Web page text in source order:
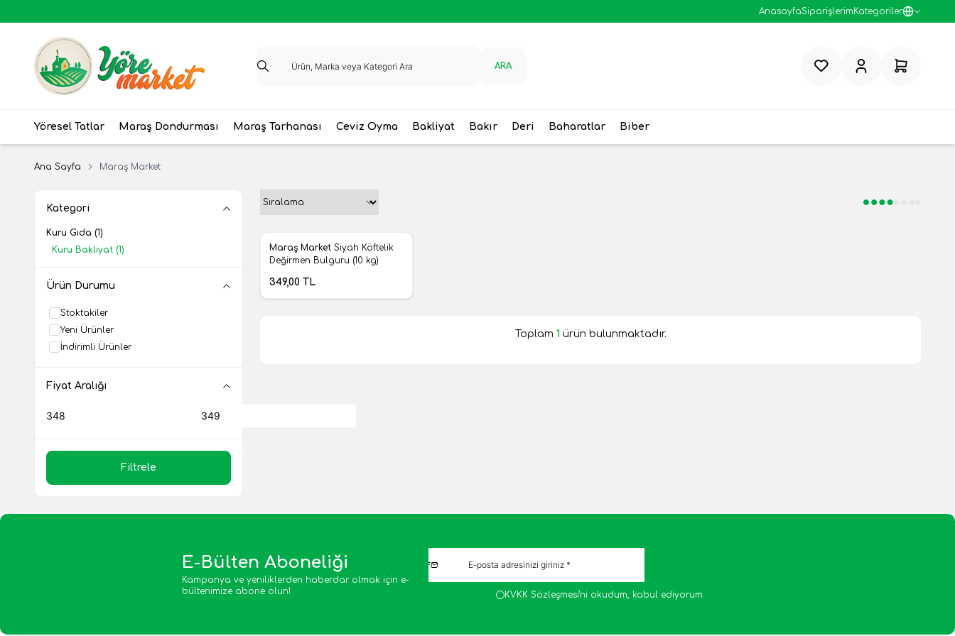
AnasayfaSiparişlerimKategoriler
ARA FavorilerimHesabım Sepetim
Yöresel Tatlar Maraş Dondurması Maraş Tarhanası Ceviz Oyma Bakliyat Bakır Deri Baharatlar Biber
Ana Sayfa Maraş Market
Kategori
Kuru Gıda (1)
Kuru Bakliyat (1)
Ürün Durumu
Stoktakiler
Yeni Ürünler
İndirimli Ürünler
Fiyat Aralığı
Filtrele
Yeni
Favorilere Ekle
Maraş Market Siyah Köftelik
Değirmen Bulguru (10 kg)
349,00 TL
Toplam 1 ürün bulunmaktadır.
E-Bülten Aboneliği
Kampanya ve yeniliklerden haberdar olmak için e-
bültenimize abone olun!
KVKK Sözleşmesi'ni okudum, kabul ediyorum.